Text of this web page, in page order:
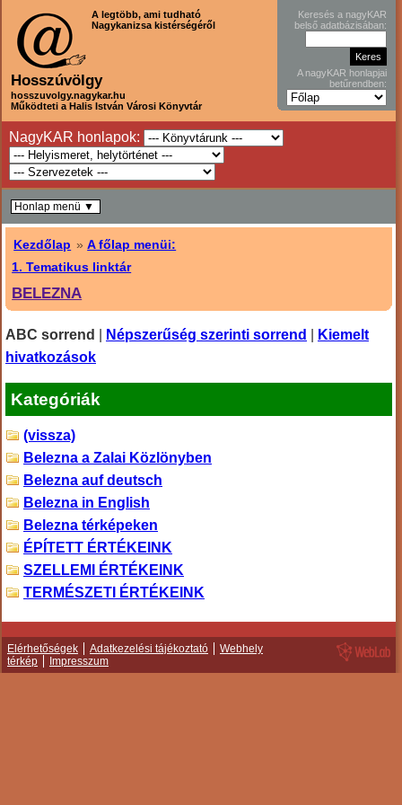
A legtöbb, ami tudható
Nagykanizsa kistérségéről
Hosszúvölgy
hosszuvolgy.nagykar.hu
Működteti a Halis István Városi Könyvtár
Keresés a nagyKAR
belső adatbázisában:
A nagyKAR honlapjai
betűrendben:
NagyKAR honlapok:
Kezdőlap »A főlap menüi:
1. Tematikus linktár
BELEZNA
ABC sorrend Népszerűség szerinti sorrend
Kiemelt
hivatkozások
Kategóriák
(vissza)
Belezna a Zalai Közlönyben
Belezna auf deutsch
Belezna in English
Belezna térképeken
ÉPÍTETT ÉRTÉKEINK
SZELLEMI ÉRTÉKEINK
TERMÉSZETI ÉRTÉKEINK
Honlap menü ▼
Elérhetőségek Adatkezelési tájékoztató
Webhely
térkép
Impresszum